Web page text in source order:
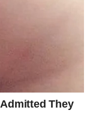
prestali